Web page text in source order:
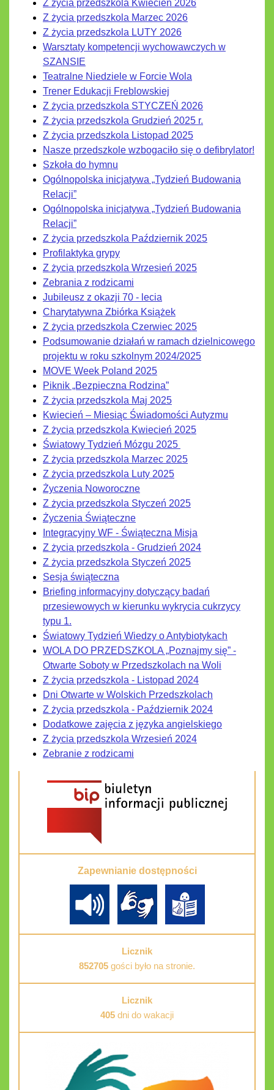
Zapewnianie dostępności
Licznik
852705 gości było na stronie.
Licznik
405 dni do wakacji
Z życia przedszkola Kwiecień 2026
Z życia przedszkola Marzec 2026
Z życia przedszkola LUTY 2026
Warsztaty kompetencji wychowawczych w
SZANSIE
Teatralne Niedziele w Forcie Wola
Trener Edukacji Freblowskiej
Z życia przedszkola STYCZEŃ 2026
Z życia przedszkola Grudzień 2025 r.
Z życia przedszkola Listopad 2025
Nasze przedszkole wzbogaciło się o defibrylator!
Szkoła do hymnu
Ogólnopolska inicjatywa „Tydzień Budowania
Relacji”
Ogólnopolska inicjatywa „Tydzień Budowania
Relacji”
Z życia przedszkola Październik 2025
Profilaktyka grypy
Z życia przedszkola Wrzesień 2025
Zebrania z rodzicami
Jubileusz z okazji 70 - lecia
Charytatywna Zbiórka Książek
Z życia przedszkola Czerwiec 2025
Podsumowanie działań w ramach dzielnicowego
projektu w roku szkolnym 2024/2025
MOVE Week Poland 2025
Piknik „Bezpieczna Rodzina”
Z życia przedszkola Maj 2025
Kwiecień – Miesiąc Świadomości Autyzmu
Z życia przedszkola Kwiecień 2025
Światowy Tydzień Mózgu 2025
Z życia przedszkola Marzec 2025
Z życia przedszkola Luty 2025
Życzenia Noworoczne
Z życia przedszkola Styczeń 2025
Życzenia Świąteczne
Integracyjny WF - Świąteczna Misja
Z życia przedszkola - Grudzień 2024
Z życia przedszkola Styczeń 2025
Sesja świąteczna
Briefing informacyjny dotyczący badań
przesiewowych w kierunku wykrycia cukrzycy
typu 1.
Światowy Tydzień Wiedzy o Antybiotykach
WOLA DO PRZEDSZKOLA „Poznajmy się” -
Otwarte Soboty w Przedszkolach na Woli
Z życia przedszkola - Listopad 2024
Dni Otwarte w Wolskich Przedszkolach
Z życia przedszkola - Październik 2024
Dodatkowe zajęcia z języka angielskiego
Z życia przedszkola Wrzesień 2024
Zebranie z rodzicami